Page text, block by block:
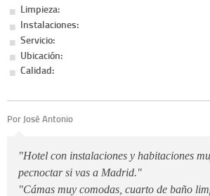
Limpieza:
Instalaciones:
Servicio:
Ubicación:
Calidad:
Por José Antonio
"Hotel con instalaciones y habitaciones
pecnoctar si vas a Madrid."
"Cámas muy comodas, cuarto de baño